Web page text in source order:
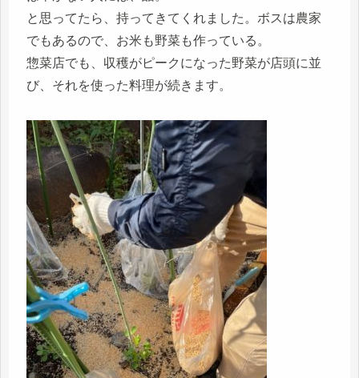
と思ってたら、持ってきてくれました。ボスは農家
でもあるので、お米も野菜も作っている。
惣菜店でも、収穫がピークになった野菜が店頭に並
び、それを使った料理が続きます。